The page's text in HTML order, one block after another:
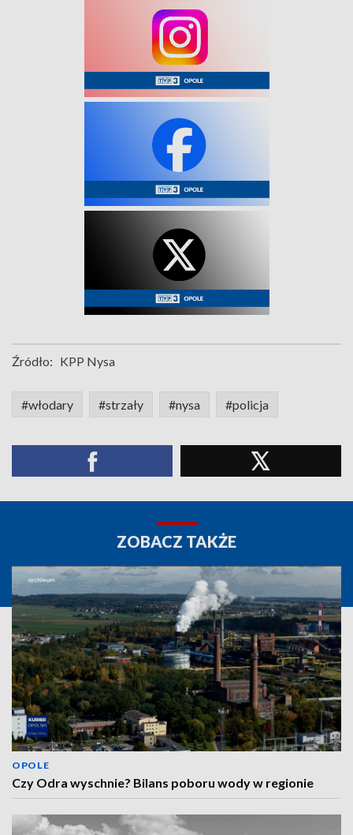
Źródło: KPP Nysa
#włodary #strzały #nysa #policja
ZOBACZ TAKŻE
OPOLE
Czy Odra wyschnie? Bilans poboru wody w regionie